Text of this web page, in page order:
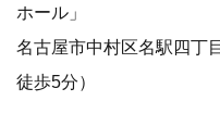
ホール」
名古屋市中村区名駅四丁
徒歩5分）